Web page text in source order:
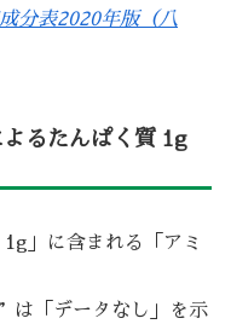
分表2020年版（八
よるたんぱく質 1g
」に含まれる「アミ
「データなし」を示